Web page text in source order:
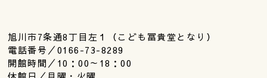
旭川市7条通8丁目左１（こども冨貴堂となり）
電話番号／0166-73-8289
開館時間／10：00～18：00